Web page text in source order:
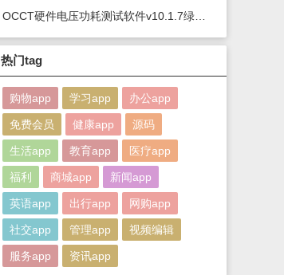
热门tag
购物app 学习app 办公app
免费会员 健康app 源码
生活app 教育app 医疗app
福利 商城app 新闻app
英语app 出行app 网购app
社交app 管理app 视频编辑
服务app 资讯app